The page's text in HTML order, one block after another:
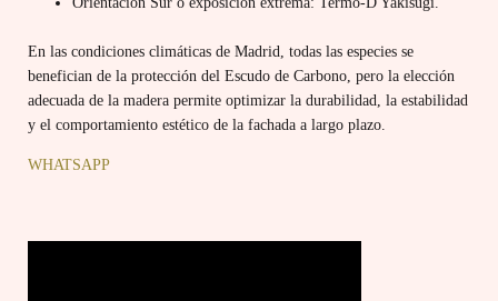
En las condiciones climáticas de Madrid, todas las especies se
benefician de la protección del Escudo de Carbono, pero la elección
adecuada de la madera permite optimizar la durabilidad, la estabilidad
y el comportamiento estético de la fachada a largo plazo.
WHATSAPP